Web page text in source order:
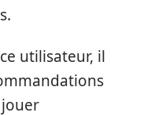
utilisateur, il
jouer